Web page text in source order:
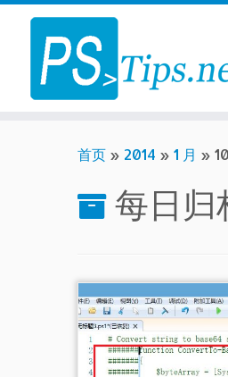
Skip
content
首页 » 2014 » 1 月 » 10
每日归